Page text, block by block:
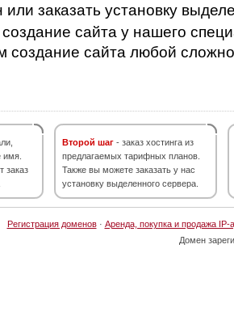
заказать установку
создание сайта у нашего
создание сайта любой
имя.
заказ
Второй шаг - заказ хостинга из
предлагаемых тарифных планов.
Также вы можете заказать у нас
установку выделенного сервера.
Регистрация доменов· Аренда, покупка и продажа IP-
Домен